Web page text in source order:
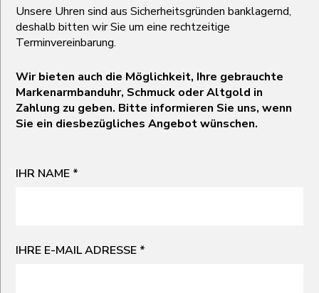
Unsere Uhren sind aus Sicherheitsgründen banklagernd,
deshalb bitten wir Sie um eine rechtzeitige
Terminvereinbarung.
Wir bieten auch die Möglichkeit, Ihre gebrauchte
Markenarmbanduhr, Schmuck oder Altgold in
Zahlung zu geben. Bitte informieren Sie uns, wenn
Sie ein diesbezügliches Angebot wünschen.
IHR NAME *
IHRE E-MAIL ADRESSE *